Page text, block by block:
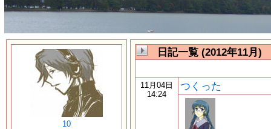
10
日記一覧 (2012年11月)
11月04日
14:24
つくった